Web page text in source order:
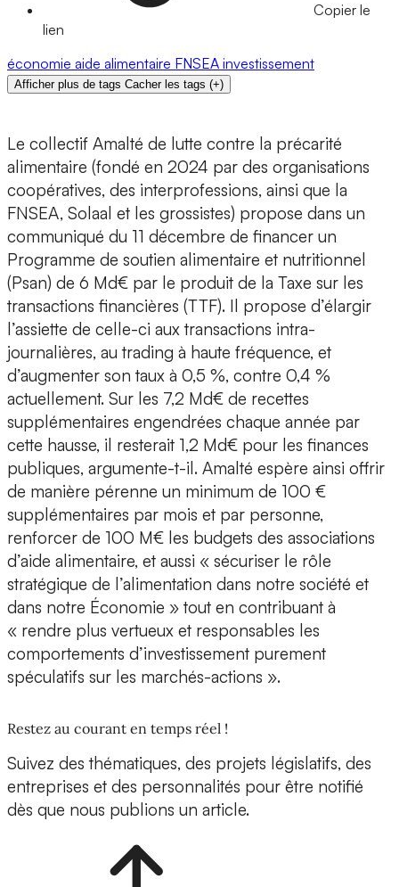
Copier le
lien
économie aide alimentaire FNSEA investissement
Afficher plus de tags Cacher les tags (+)
Le collectif Amalté de lutte contre la précarité
alimentaire (fondé en 2024 par des organisations
coopératives, des interprofessions, ainsi que la
FNSEA, Solaal et les grossistes) propose dans un
communiqué du 11 décembre de financer un
Programme de soutien alimentaire et nutritionnel
(Psan) de 6 Md€ par le produit de la Taxe sur les
transactions financières (TTF). Il propose d’élargir
l’assiette de celle-ci aux transactions intra-
journalières, au trading à haute fréquence, et
d’augmenter son taux à 0,5 %, contre 0,4 %
actuellement. Sur les 7,2 Md€ de recettes
supplémentaires engendrées chaque année par
cette hausse, il resterait 1,2 Md€ pour les finances
publiques, argumente-t-il. Amalté espère ainsi offrir
de manière pérenne un minimum de 100 €
supplémentaires par mois et par personne,
renforcer de 100 M€ les budgets des associations
d’aide alimentaire, et aussi « sécuriser le rôle
stratégique de l’alimentation dans notre société et
dans notre Économie » tout en contribuant à
« rendre plus vertueux et responsables les
comportements d’investissement purement
spéculatifs sur les marchés-actions ».
Restez au courant en temps réel !
Suivez des thématiques, des projets législatifs, des
entreprises et des personnalités pour être notifié
dès que nous publions un article.